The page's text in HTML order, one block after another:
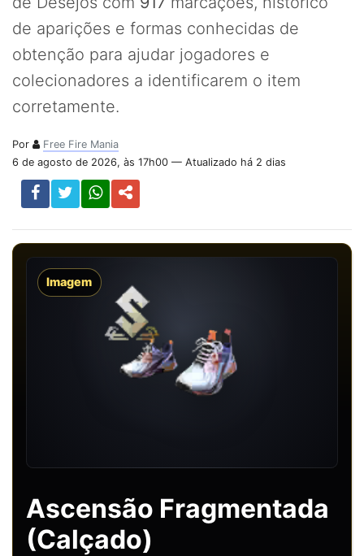
de aparições e formas conhecidas de
obtenção para ajudar jogadores e
colecionadores a identificarem o item
corretamente.
Por
Free Fire Mania
6 de agosto de 2026, às 17h00 — Atualizado há 2 dias
Imagem
Ascensão Fragmentada
(Calçado)